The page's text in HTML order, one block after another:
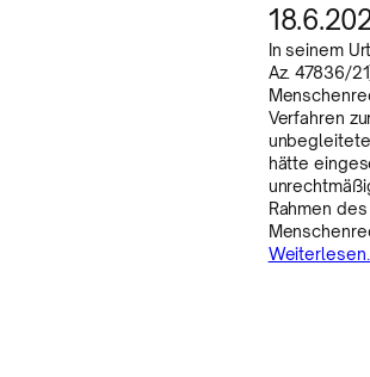
In seinem
Az. 47836/
Verfahren
hätte
Rahmen
Weiterlesen..